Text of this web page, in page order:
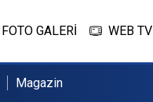
FOTO GALERİ WEB TV
Magazin